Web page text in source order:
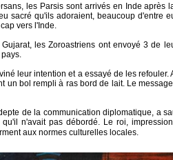
les Parsis sont arrivés en Inde
sacré qu'ils adoraient, beaucoup d'entre
vers l'Inde.
les Zoroastriens ont envoyé 3 de
leur intention et a essayé de les
un bol rempli à ras bord de lait. Le
de la communication diplomatique, a
n'avait pas débordé. Le roi,
aux normes culturelles locales.